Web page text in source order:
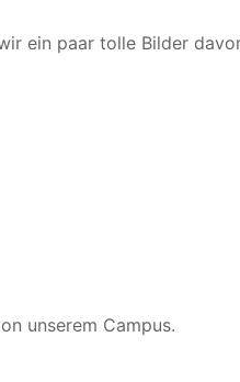
ein paar tolle Bilder
unserem Campus.